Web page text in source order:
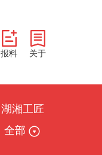
报料 关于
湖湘工匠
全部